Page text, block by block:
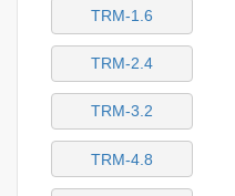
TRM-1.6
TRM-2.4
TRM-3.2
TRM-4.8